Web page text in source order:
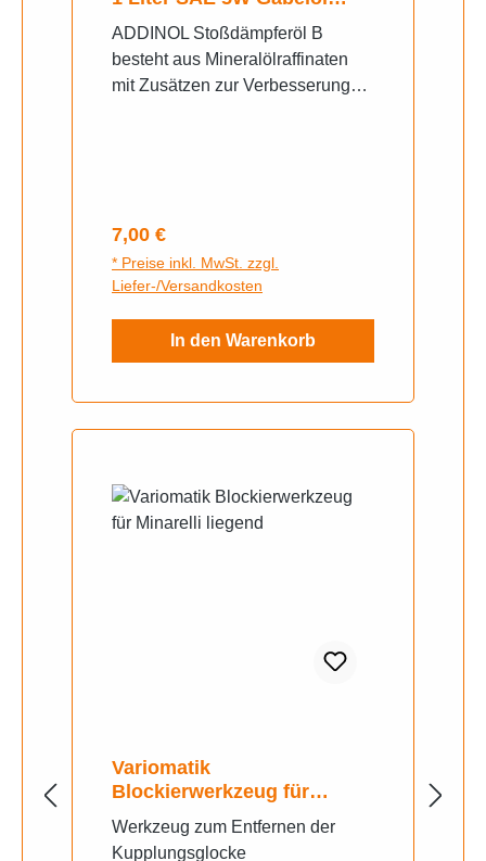
Telegabelöl mineralisch
ADDINOL Stoßdämpferöl B
besteht aus Mineralölraffinaten
mit Zusätzen zur Verbesserung
PRODUKTBESCHREIBUNG Als
Hydraulikflüssigkeit mit
hervorragenden
Dämpfungseigenschaften
einsetzbar für hoch belastete
Lenkungsdämpfer
Regulärer Preis:
7,00 €
* Preise inkl. MwSt. zzgl.
Liefer-/Versandkosten
In den Warenkorb
Variomatik
Blockierwerkzeug für
Minarelli liegend
Werkzeug zum Entfernen der
Kupplungsglocke